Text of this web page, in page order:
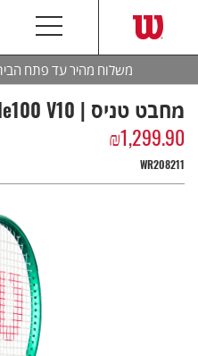
משלוח מהיר עד פתח הבית
מחבט טניס | Blade100 V10
₪1,299.90
WR208211